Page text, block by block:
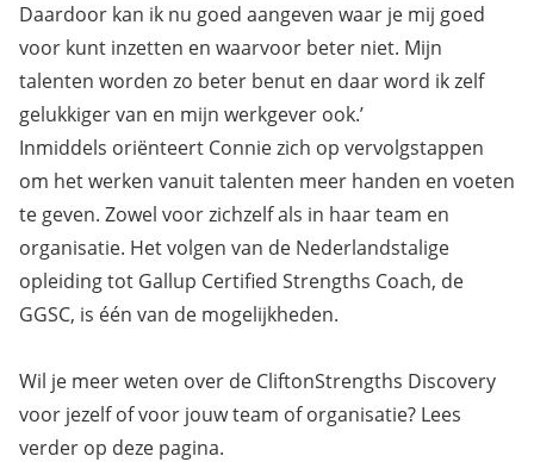
Daardoor kan ik nu goed aangeven waar je mij goed
voor kunt inzetten en waarvoor beter niet. Mijn
talenten worden zo beter benut en daar word ik zelf
gelukkiger van en mijn werkgever ook.’
Inmiddels oriënteert Connie zich op vervolgstappen
om het werken vanuit talenten meer handen en voeten
te geven. Zowel voor zichzelf als in haar team en
organisatie. Het volgen van de Nederlandstalige
opleiding tot Gallup Certified Strengths Coach, de
GGSC, is één van de mogelijkheden.
Wil je meer weten over de CliftonStrengths Discovery
voor jezelf of voor jouw team of organisatie? Lees
verder op deze pagina.